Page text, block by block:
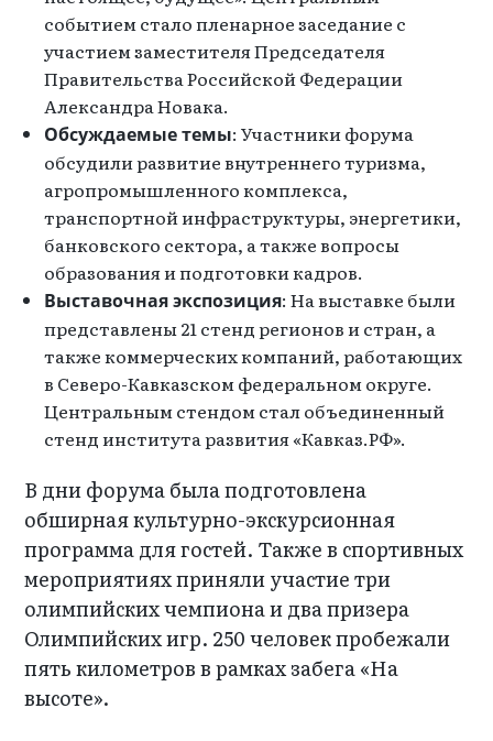
событием стало пленарное заседание с
участием заместителя Председателя
Правительства Российской Федерации
Александра Новака.
Обсуждаемые темы: Участники форума
обсудили развитие внутреннего туризма,
агропромышленного комплекса,
транспортной инфраструктуры, энергетики,
банковского сектора, а также вопросы
образования и подготовки кадров.
Выставочная экспозиция: На выставке были
представлены 21 стенд регионов и стран, а
также коммерческих компаний, работающих
в Северо-Кавказском федеральном округе.
Центральным стендом стал объединенный
стенд института развития «Кавказ.РФ».
В дни форума была подготовлена
обширная культурно-экскурсионная
программа для гостей. Также в спортивных
мероприятиях приняли участие три
олимпийских чемпиона и два призера
Олимпийских игр. 250 человек пробежали
пять километров в рамках забега «На
высоте».